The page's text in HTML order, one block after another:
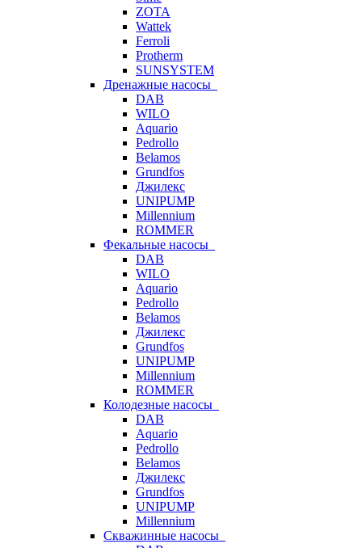
ZOTA
Wattek
Ferroli
Protherm
SUNSYSTEM
Дренажные насосы
DAB
WILO
Aquario
Pedrollo
Belamos
Grundfos
Джилекс
UNIPUMP
Millennium
ROMMER
Фекальные насосы
DAB
WILO
Aquario
Pedrollo
Belamos
Джилекс
Grundfos
UNIPUMP
Millennium
ROMMER
Колодезные насосы
DAB
Aquario
Pedrollo
Belamos
Джилекс
Grundfos
UNIPUMP
Millennium
Скважинные насосы